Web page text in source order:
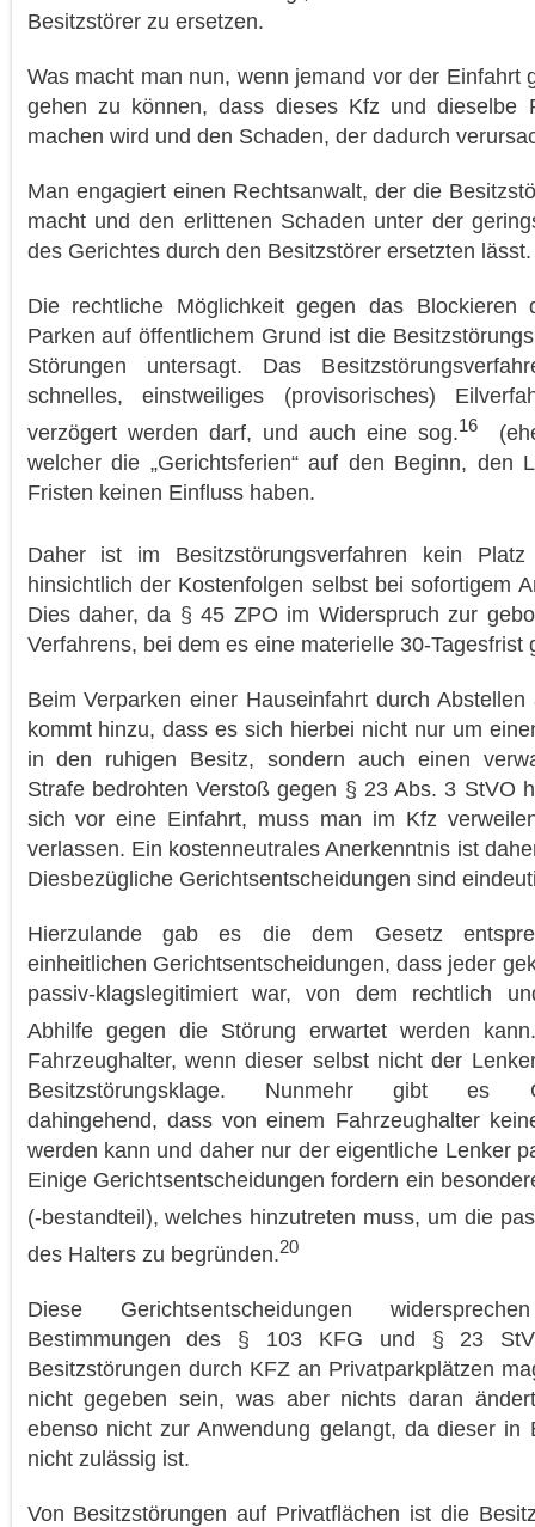
Besitzstörer zu ersetzen.
Was macht man nun, wenn jemand vor der Einfahrt
gehen zu können, dass dieses Kfz und dieselbe
machen wird und den Schaden, der dadurch
Man engagiert einen Rechtsanwalt, der die
macht und den erlittenen Schaden unter der
des Gerichtes durch den Besitzstörer ersetzten lässt.
Die rechtliche Möglichkeit gegen das Blockieren
Parken auf öffentlichem Grund ist die
Störungen untersagt. Das
schnelles, einstweiliges (provisorisches)
verzögert werden darf, und auch eine sog.16
welcher die „Gerichtsferien“ auf den Beginn, den
Fristen keinen Einfluss haben.
Daher ist im Besitzstörungsverfahren kein
hinsichtlich der Kostenfolgen selbst bei sofortigem
Dies daher, da § 45 ZPO im Widerspruch zur
Verfahrens, bei dem es eine materielle 30-Tagesfrist
Beim Verparken einer Hauseinfahrt durch
kommt hinzu, dass es sich hierbei nicht nur um
in den ruhigen Besitz, sondern auch einen
Strafe bedrohten Verstoß gegen § 23 Abs. 3 StVO
sich vor eine Einfahrt, muss man im Kfz
verlassen. Ein kostenneutrales Anerkenntnis ist
Diesbezügliche Gerichtsentscheidungen sind
Hierzulande gab es die dem Gesetz
einheitlichen Gerichtsentscheidungen, dass jeder
passiv-klagslegitimiert war, von dem rechtlich
Abhilfe gegen die Störung erwartet werden kann.
Fahrzeughalter, wenn dieser selbst nicht der
Besitzstörungsklage. Nunmehr gibt es
dahingehend, dass von einem Fahrzeughalter
werden kann und daher nur der eigentliche Lenker
Einige Gerichtsentscheidungen fordern ein
(-bestandteil), welches hinzutreten muss, um die
des Halters zu begründen.20
Diese Gerichtsentscheidungen
Bestimmungen des § 103 KFG und § 23
Besitzstörungen durch KFZ an Privatparkplätzen
nicht gegeben sein, was aber nichts daran
ebenso nicht zur Anwendung gelangt, da dieser in
nicht zulässig ist.
Von Besitzstörungen auf Privatflächen ist die